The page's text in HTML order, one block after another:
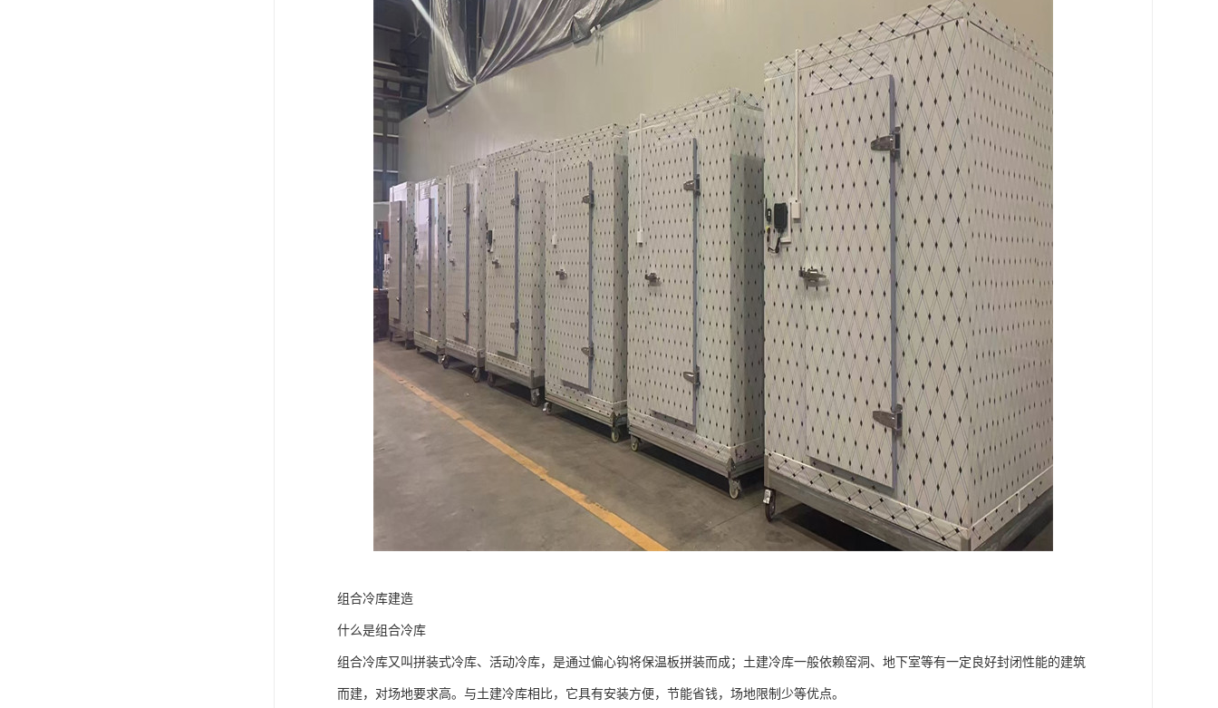
组合冷库建造
什么是组合冷库
组合冷库又叫拼装式冷库、活动冷库，是通过偏心钩将保温板拼装而成；土建冷库一般依赖窑洞、地下室等有一定良好封闭性能的建筑
而建，对场地要求高。与土建冷库相比，它具有安装方便，节能省钱，场地限制少等优点。